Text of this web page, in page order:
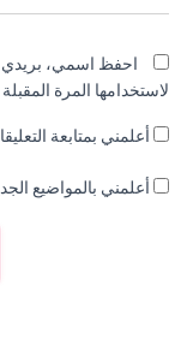
احفظ اسمي، بريدي
لاستخدامها المرة
أعلمني بمتابعة
أعلمني بالمواضيع